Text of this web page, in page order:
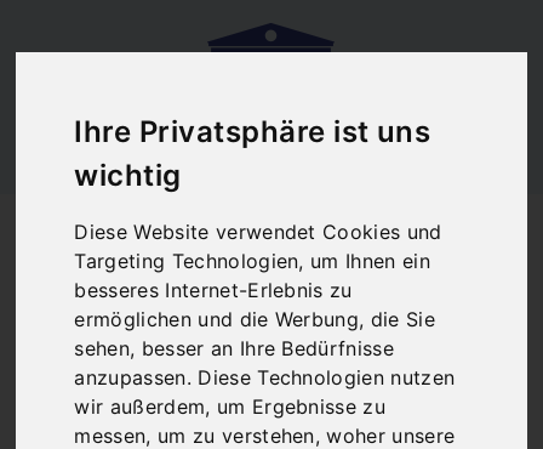
Ihre Privatsphäre ist uns
wichtig
Diese Website verwendet Cookies und
Targeting Technologien, um Ihnen ein
besseres Internet-Erlebnis zu
ermöglichen und die Werbung, die Sie
sehen, besser an Ihre Bedürfnisse
anzupassen. Diese Technologien nutzen
wir außerdem, um Ergebnisse zu
messen, um zu verstehen, woher unsere
Hotel-Tipp Athen
Zentrum
There are no posts matching your selection.